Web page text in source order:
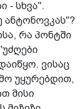
- სხვა".
რა პონტში
ვისაც
უყურებდით,
მისი